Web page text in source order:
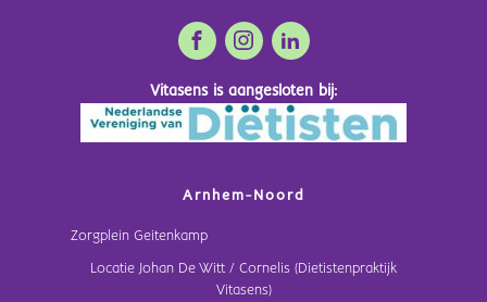
Vitasens is aangesloten bij:
Arnhem-Noord
Zorgplein Geitenkamp
Locatie Johan De Witt / Cornelis (Dietistenpraktijk
Vitasens)